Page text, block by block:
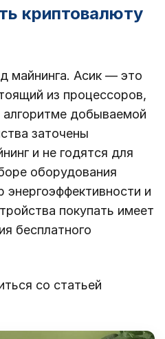
криптовалюту
майнинга. Асик — это
из процессоров,
добываемой
заточены
и не годятся для
оборудования
энергоэффективности и
покупать имеет
бесплатного
со статьей